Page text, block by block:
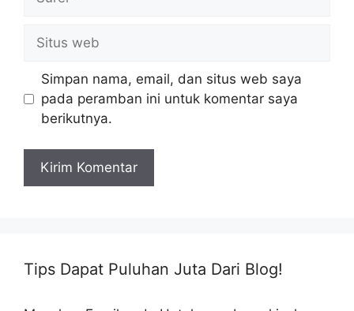
Situs
web
Simpan nama, email, dan situs web saya
pada peramban ini untuk komentar saya
berikutnya.
Tips Dapat Puluhan Juta Dari Blog!